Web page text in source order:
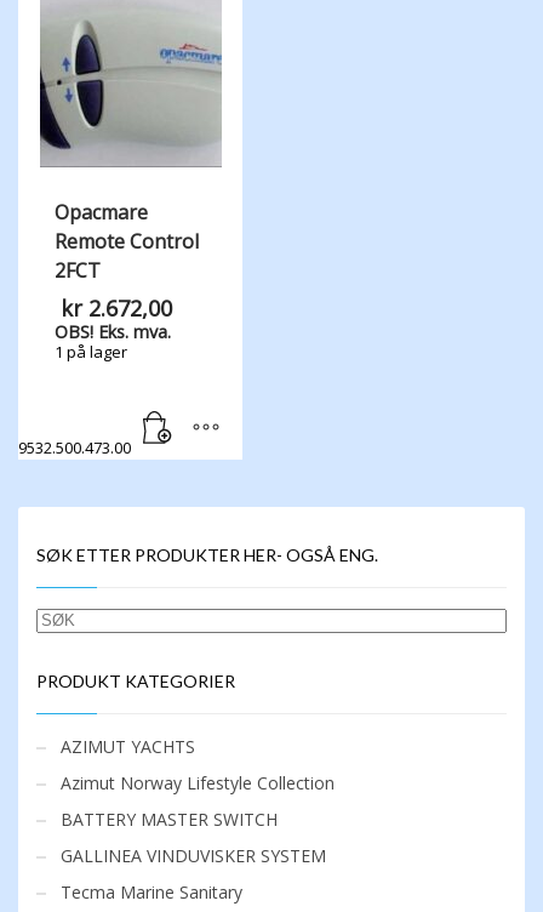
Opacmare
Remote Control
2FCT
kr2.672,00
OBS! Eks. mva.
1 på lager
9532.500.473.00
SØK ETTER PRODUKTER HER- OGSÅ ENG.
SØK
PRODUKT KATEGORIER
AZIMUT YACHTS
Azimut Norway Lifestyle Collection
BATTERY MASTER SWITCH
GALLINEA VINDUVISKER SYSTEM
Tecma Marine Sanitary